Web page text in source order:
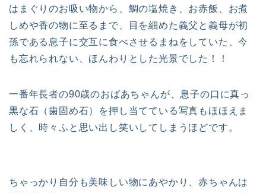
はまぐりのお吸い物から、鯛の塩焼き、お赤飯、お煮
しめや香の物に至るまで、目を細めた義父と義母が初
孫である息子に交互に食べさせるまねをしていた、今
も忘れられない、ほんわりとした光景でした！！
一番年長者の90歳のおばあちゃんが、息子の口に真っ
黒な石（歯固め石）を押し当てている写真もほほえま
しく、時々ふと思い出し笑いしてしまうほどです。
ちゃっかり自分も美味しい物にあやかり、赤ちゃんは